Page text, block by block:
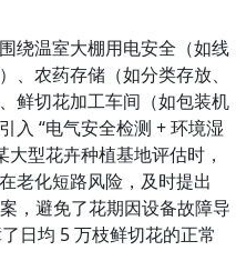
围绕温室大棚用电安全（如线
、农药存储（如分类存放、
鲜切花加工车间（如包装机
入 “电气安全检测 + 环境湿
型花卉种植基地评估时，
老化短路风险，及时提出
，避免了花期因设备故障导
日均 5 万枝鲜切花的正常